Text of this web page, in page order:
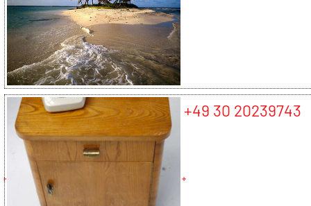
+49 30 20239743